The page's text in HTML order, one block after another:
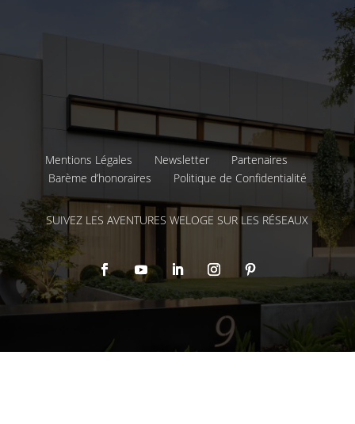
Mentions Légales Newsletter
Partenaires
Barème d’honoraires
Politique de Confidentialité
SUIVEZ LES AVENTURES WELOGE SUR LES RÉSEAUX